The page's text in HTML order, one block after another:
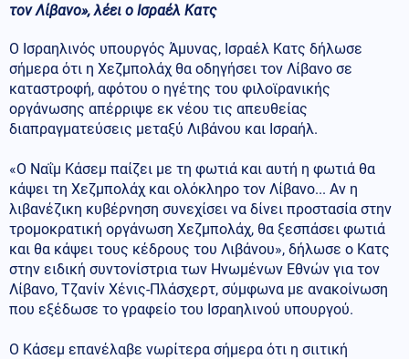
τον Λίβανο», λέει ο Ισραέλ Κατς
Ο Ισραηλινός υπουργός Άμυνας, Ισραέλ Κατς δήλωσε
σήμερα ότι η Χεζμπολάχ θα οδηγήσει τον Λίβανο σε
καταστροφή, αφότου ο ηγέτης του φιλοϊρανικής
οργάνωσης απέρριψε εκ νέου τις απευθείας
διαπραγματεύσεις μεταξύ Λιβάνου και Ισραήλ.
«Ο Ναΐμ Κάσεμ παίζει με τη φωτιά και αυτή η φωτιά θα
κάψει τη Χεζμπολάχ και ολόκληρο τον Λίβανο... Αν η
λιβανέζικη κυβέρνηση συνεχίσει να δίνει προστασία στην
τρομοκρατική οργάνωση Χεζμπολάχ, θα ξεσπάσει φωτιά
και θα κάψει τους κέδρους του Λιβάνου», δήλωσε ο Κατς
στην ειδική συντονίστρια των Ηνωμένων Εθνών για τον
Λίβανο, Τζανίν Χένις-Πλάσχερτ, σύμφωνα με ανακοίνωση
που εξέδωσε το γραφείο του Ισραηλινού υπουργού.
Ο Κάσεμ επανέλαβε νωρίτερα σήμερα ότι η σιιτική